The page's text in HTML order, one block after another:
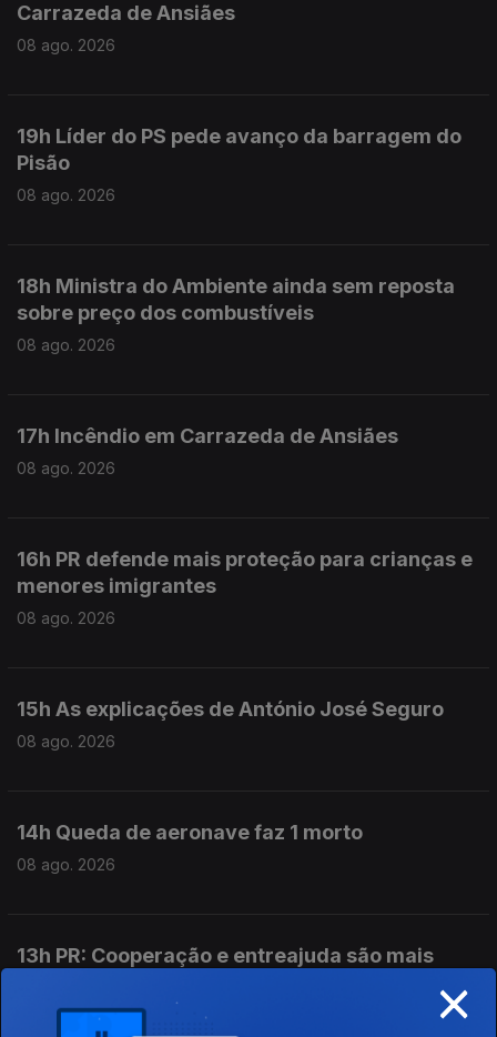
Carrazeda de Ansiães
08 ago. 2026
19h Líder do PS pede avanço da barragem do
Pisão
08 ago. 2026
18h Ministra do Ambiente ainda sem reposta
sobre preço dos combustíveis
08 ago. 2026
17h Incêndio em Carrazeda de Ansiães
08 ago. 2026
16h PR defende mais proteção para crianças e
menores imigrantes
08 ago. 2026
15h As explicações de António José Seguro
08 ago. 2026
14h Queda de aeronave faz 1 morto
08 ago. 2026
13h PR: Cooperação e entreajuda são mais
08 ago. 2026 ×